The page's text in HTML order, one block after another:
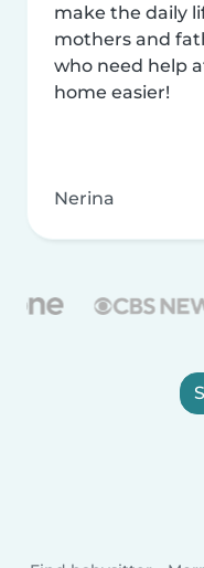
make the daily
mothers and
who need help
home easier!
Nerina